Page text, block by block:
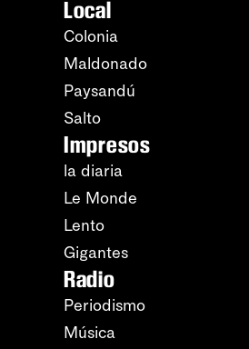
Local
Colonia
Maldonado
Paysandú
Salto
Impresos
la diaria
Le Monde
Lento
Gigantes
Radio
Periodismo
Música